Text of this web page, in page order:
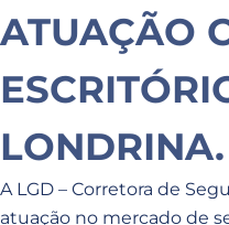
ATUAÇÃO
LONDRINA.
A LGD – Corretora de
atuação no mercado de